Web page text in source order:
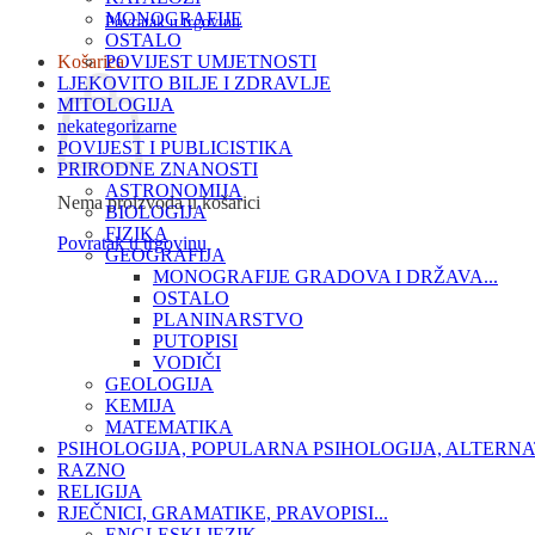
Povratak u trgovinu
Košarica
Nema proizvoda u košarici
Povratak u trgovinu
MONOGRAFIJE
OSTALO
POVIJEST UMJETNOSTI
LJEKOVITO BILJE I ZDRAVLJE
MITOLOGIJA
nekategorizarne
POVIJEST I PUBLICISTIKA
PRIRODNE ZNANOSTI
ASTRONOMIJA
BIOLOGIJA
FIZIKA
GEOGRAFIJA
MONOGRAFIJE GRADOVA I DRŽAVA...
OSTALO
PLANINARSTVO
PUTOPISI
VODIČI
GEOLOGIJA
KEMIJA
MATEMATIKA
PSIHOLOGIJA, POPULARNA PSIHOLOGIJA,
RAZNO
RELIGIJA
RJEČNICI, GRAMATIKE, PRAVOPISI...